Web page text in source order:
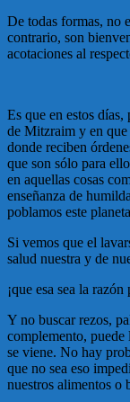
De todas formas, no
contrario, son
acotaciones al
Es que en estos
de Mitzraim y en que
donde reciben
que son sólo para
en aquellas cosas
enseñanza de
poblamos este
Si vemos que el
salud nuestra y de
¡que esa sea la
Y no buscar rezos,
complemento,
se viene. No hay
que no sea eso
nuestros alimentos o